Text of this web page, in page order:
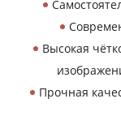
Высокая
Прочная